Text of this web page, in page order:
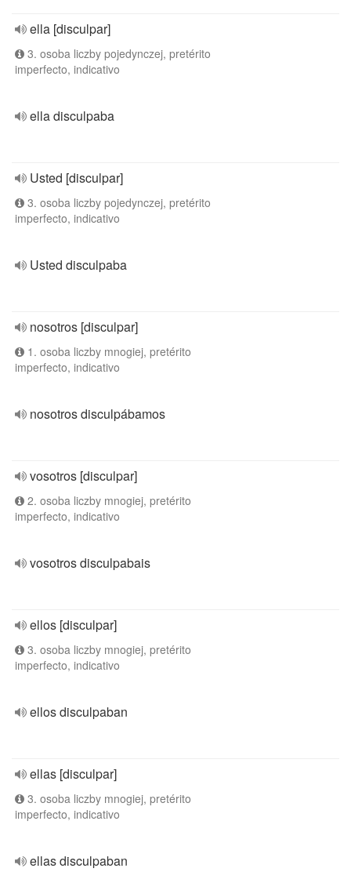
ella [disculpar]
3. osoba liczby pojedynczej, pretérito
imperfecto, indicativo
ella disculpaba
Usted [disculpar]
3. osoba liczby pojedynczej, pretérito
imperfecto, indicativo
Usted disculpaba
nosotros [disculpar]
1. osoba liczby mnogiej, pretérito
imperfecto, indicativo
nosotros disculpábamos
vosotros [disculpar]
2. osoba liczby mnogiej, pretérito
imperfecto, indicativo
vosotros disculpabais
ellos [disculpar]
3. osoba liczby mnogiej, pretérito
imperfecto, indicativo
ellos disculpaban
ellas [disculpar]
3. osoba liczby mnogiej, pretérito
imperfecto, indicativo
ellas disculpaban